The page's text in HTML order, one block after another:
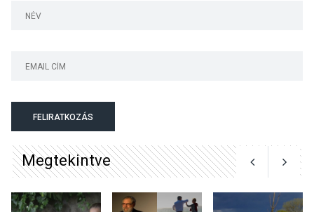
a parkolási díjak
Nőtt a fontosabb nyári
FELIRATKOZÁS
Megtekintve